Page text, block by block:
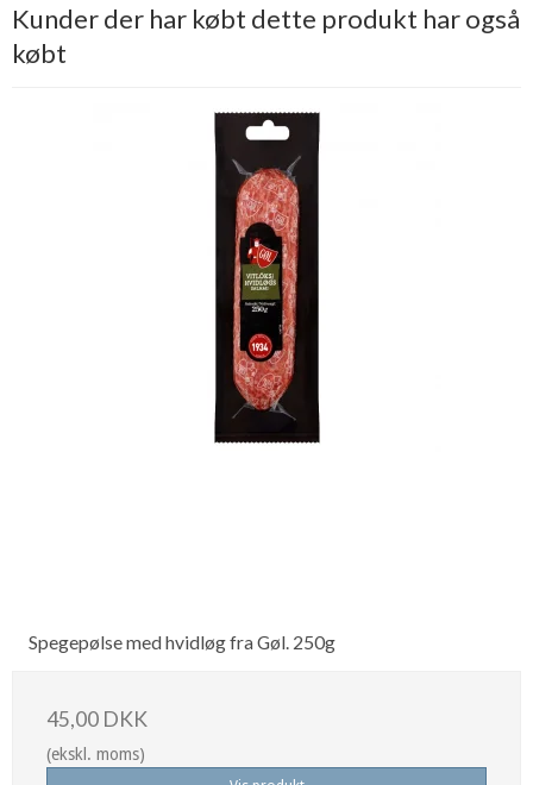
Kunder der har købt dette produkt har også
købt
Spegepølse med hvidløg fra Gøl. 250g
45,00 DKK
(ekskl. moms)